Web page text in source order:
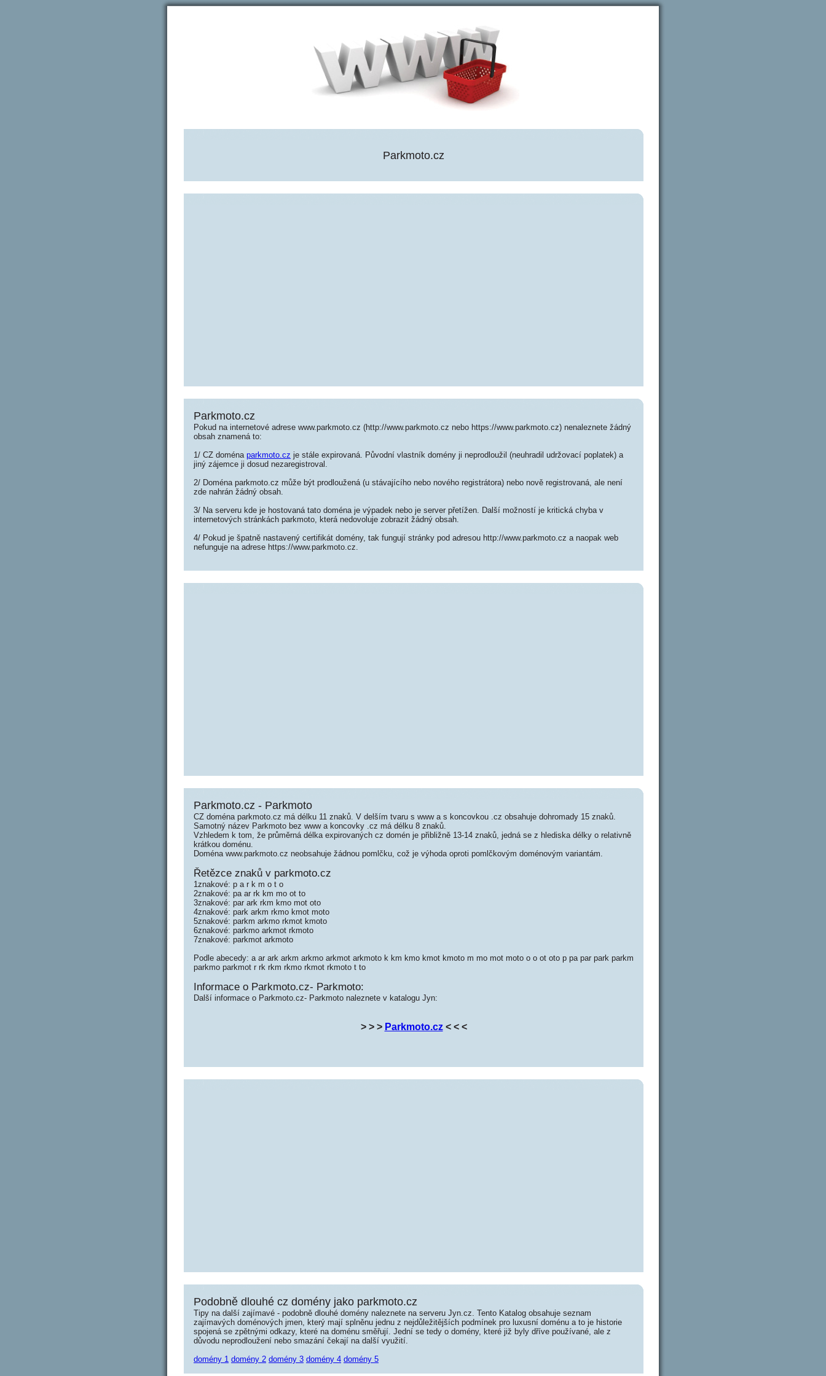
Parkmoto.cz
Parkmoto.cz
Pokud na internetové adrese www.parkmoto.cz (http://www.parkmoto.cz nebo https://www.parkmoto.cz) nenaleznete žádný
obsah znamená to:
1/ CZ doména parkmoto.cz je stále expirovaná. Původní vlastník domény ji neprodloužil (neuhradil udržovací poplatek) a
jiný zájemce ji dosud nezaregistroval.
2/ Doména parkmoto.cz může být prodloužená (u stávajícího nebo nového registrátora) nebo nově registrovaná, ale není
zde nahrán žádný obsah.
3/ Na serveru kde je hostovaná tato doména je výpadek nebo je server přetížen. Další možností je kritická chyba v
internetových stránkách parkmoto, která nedovoluje zobrazit žádný obsah.
4/ Pokud je špatně nastavený certifikát domény, tak fungují stránky pod adresou http://www.parkmoto.cz a naopak web
nefunguje na adrese https://www.parkmoto.cz.
Parkmoto.cz - Parkmoto
CZ doména parkmoto.cz má délku 11 znaků. V delším tvaru s www a s koncovkou .cz obsahuje dohromady 15 znaků.
Samotný název Parkmoto bez www a koncovky .cz má délku 8 znaků.
Vzhledem k tom, že průměrná délka expirovaných cz domén je přibližně 13-14 znaků, jedná se z hlediska délky o relativně
krátkou doménu.
Doména www.parkmoto.cz neobsahuje žádnou pomlčku, což je výhoda oproti pomlčkovým doménovým variantám.
Řetězce znaků v parkmoto.cz
1znakové: p a r k m o t o
2znakové: pa ar rk km mo ot to
3znakové: par ark rkm kmo mot oto
4znakové: park arkm rkmo kmot moto
5znakové: parkm arkmo rkmot kmoto
6znakové: parkmo arkmot rkmoto
7znakové: parkmot arkmoto
Podle abecedy: a ar ark arkm arkmo arkmot arkmoto k km kmo kmot kmoto m mo mot moto o o ot oto p pa par park parkm
parkmo parkmot r rk rkm rkmo rkmot rkmoto t to
Informace o Parkmoto.cz- Parkmoto:
Další informace o Parkmoto.cz- Parkmoto naleznete v katalogu Jyn:
> > > Parkmoto.cz< < <
Podobně dlouhé cz domény jako parkmoto.cz
Tipy na další zajímavé - podobně dlouhé domény naleznete na serveru Jyn.cz. Tento Katalog obsahuje seznam
zajímavých doménových jmen, který mají splněnu jednu z nejdůležitějších podmínek pro luxusní doménu a to je historie
spojená se zpětnými odkazy, které na doménu směřují. Jední se tedy o domény, které již byly dříve používané, ale z
důvodu neprodloužení nebo smazání čekají na další využití.
domény 1 domény 2 domény 3 domény 4 domény 5